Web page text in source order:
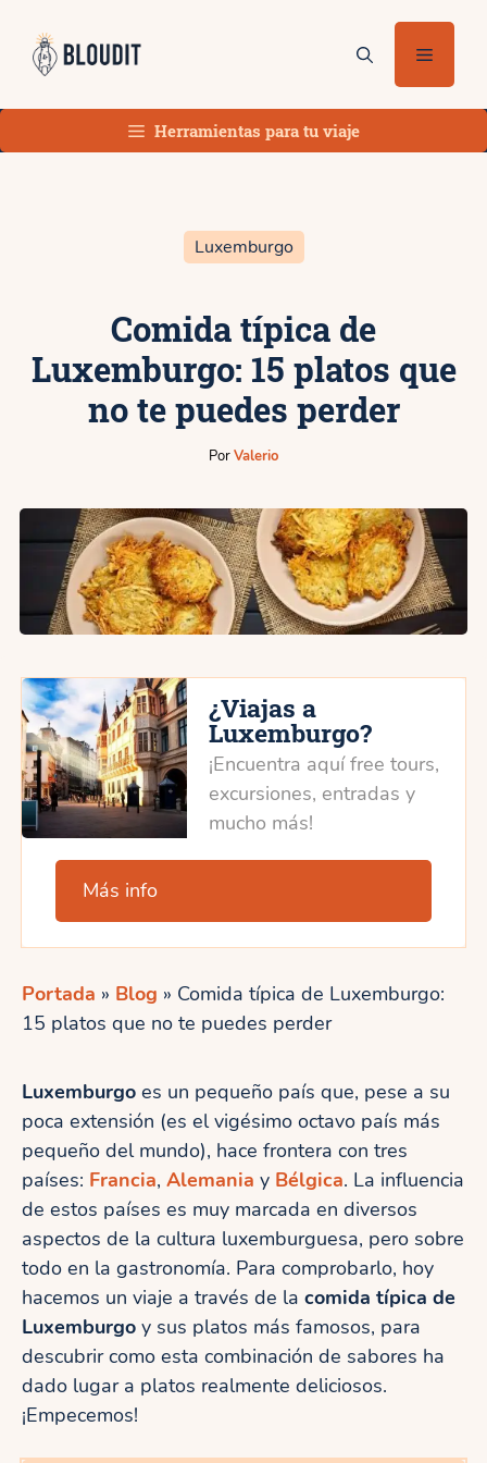
contenido
Menú
Herramientas para tu viaje
Luxemburgo
Comida típica de
Luxemburgo: 15 platos que
no te puedes perder
PorValerio
¿Viajas a
Luxemburgo?
¡Encuentra aquí free tours,
excursiones, entradas y
mucho más!
Más info
Portada » Blog » Comida típica de Luxemburgo:
15 platos que no te puedes perder
Luxemburgo es un pequeño país que, pese a su
poca extensión (es el vigésimo octavo país más
pequeño del mundo), hace frontera con tres
países: Francia, Alemania y Bélgica. La influencia
de estos países es muy marcada en diversos
aspectos de la cultura luxemburguesa, pero sobre
todo en la gastronomía. Para comprobarlo, hoy
hacemos un viaje a través de la comida típica de
Luxemburgo y sus platos más famosos, para
descubrir como esta combinación de sabores ha
dado lugar a platos realmente deliciosos.
¡Empecemos!